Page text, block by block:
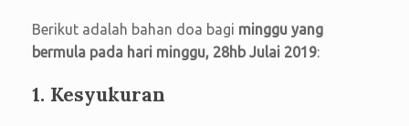
Berikut adalah bahan doa bagi minggu yang
bermula pada hari minggu, 28hb Julai 2019:
1. Kesyukuran